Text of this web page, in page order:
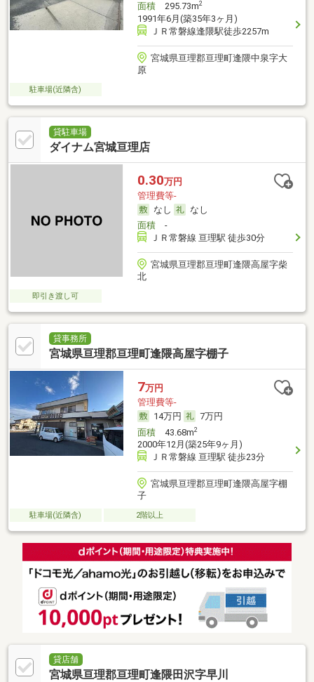
面積295.73m2
1991年6月(築35年3ヶ月)
ＪＲ常磐線逢隈駅徒歩2257m
宮城県亘理郡亘理町逢隈中泉字大
原
駐車場(近隣含)
貸駐車場
ダイナム宮城亘理店
0.30万円
管理費等-
なし
なし
面積-
ＪＲ常磐線 亘理駅 徒歩30分
宮城県亘理郡亘理町逢隈高屋字柴
北
即引き渡し可
貸事務所
宮城県亘理郡亘理町逢隈高屋字棚子
7万円
管理費等-
14万円
7万円
面積43.68m2
2000年12月(築25年9ヶ月)
ＪＲ常磐線 亘理駅 徒歩23分
宮城県亘理郡亘理町逢隈高屋字棚
子
駐車場(近隣含) 2階以上
貸店舗
宮城県亘理郡亘理町逢隈田沢字早川